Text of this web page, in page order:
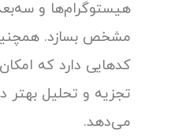
هیستوگرام‌ها و
مشخص بسازد.
کدهایی دارد که
تجزیه و تحلیل بهتر
می‌دهد.